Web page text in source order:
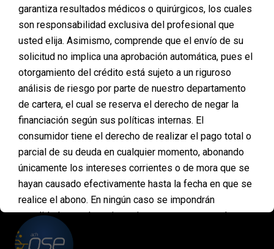
En PLANMED, entendemos que recuperar un cabello
abundante y saludable puede ser más que un deseo
estético: puede ser un sueño importante para ti. Es
por eso que estamos aquí para hacerlo posible,
eliminando el costo como un obstáculo en tu
camino hacia una cabellera llena de confianza y
vitalidad. Financiamiento Especializado para
Microimplante Capilar…
PAGOS
ONLINE
garantiza resultados médicos o quirúrgicos, los cuales
son responsabilidad exclusiva del profesional que
usted elija. Asimismo, comprende que el envío de su
solicitud no implica una aprobación automática, pues el
otorgamiento del crédito está sujeto a un riguroso
análisis de riesgo por parte de nuestro departamento
de cartera, el cual se reserva el derecho de negar la
financiación según sus políticas internas. El
consumidor tiene el derecho de realizar el pago total o
parcial de su deuda en cualquier momento, abonando
únicamente los intereses corrientes o de mora que se
hayan causado efectivamente hasta la fecha en que se
realice el abono. En ningún caso se impondrán
penalidades, multas ni sanciones por concepto de
pagos anticipados. Asimismo, mediante la aceptación